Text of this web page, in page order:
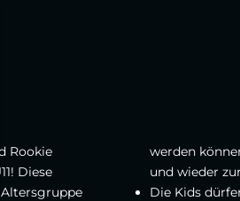
Rookie
Diese
werden
und wieder
Die Kids